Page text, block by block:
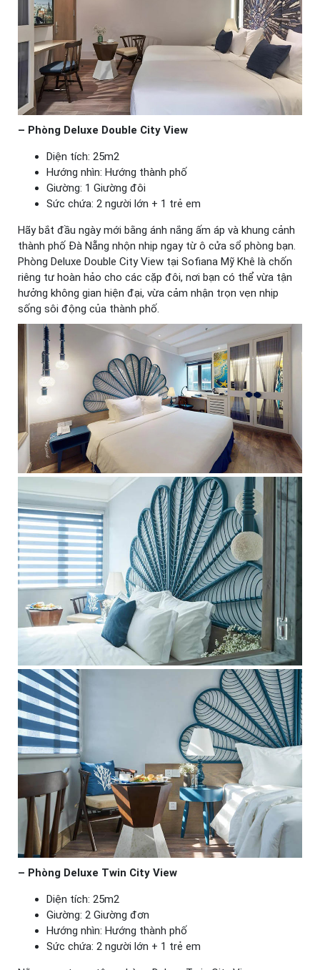
– Phòng Deluxe Double City View
Diện tích: 25m2
Hướng nhìn: Hướng thành phố
Giường: 1 Giường đôi
Sức chứa: 2 người lớn + 1 trẻ em
Hãy bắt đầu ngày mới bằng ánh nắng ấm áp và khung cảnh
thành phố Đà Nẵng nhộn nhịp ngay từ ô cửa sổ phòng bạn.
Phòng Deluxe Double City View tại Sofiana Mỹ Khê là chốn
riêng tư hoàn hảo cho các cặp đôi, nơi bạn có thể vừa tận
hưởng không gian hiện đại, vừa cảm nhận trọn vẹn nhịp
sống sôi động của thành phố.
– Phòng Deluxe Twin City View
Diện tích: 25m2
Giường: 2 Giường đơn
Hướng nhìn: Hướng thành phố
Sức chứa: 2 người lớn + 1 trẻ em